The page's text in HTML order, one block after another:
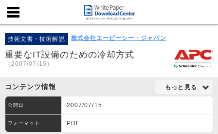
技術文書・技術解説 株式会社エーピーシー・ジャパン
重要なIT設備のための冷却方式
（2007/07/15）
コンテンツ情報 もっと見る
公開日 2007/07/15
フォーマット PDF